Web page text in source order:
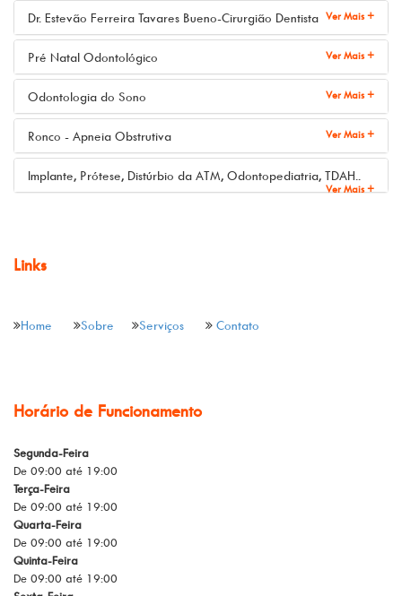
Dr. Estevão Ferreira Tavares Bueno-Cirurgião Dentista Ver Mais +
Pré Natal Odontológico Ver Mais +
Odontologia do Sono Ver Mais +
Ronco - Apneia Obstrutiva Ver Mais +
Implante, Prótese, Distúrbio da ATM, Odontopediatria, TDAH..
Ver Mais +
Links
Home Sobre Serviços Contato
Horário de Funcionamento
Segunda-Feira
De 09:00 até 19:00
Terça-Feira
De 09:00 até 19:00
Quarta-Feira
De 09:00 até 19:00
Quinta-Feira
De 09:00 até 19:00